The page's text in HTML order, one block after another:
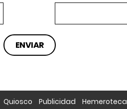
Quiosco Publicidad Hemeroteca